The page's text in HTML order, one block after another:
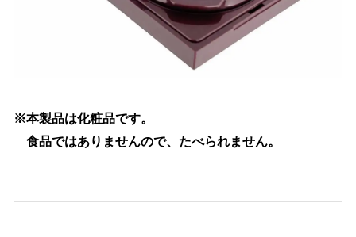
※本製品は化粧品です。
食品ではありませんので、たべられません。